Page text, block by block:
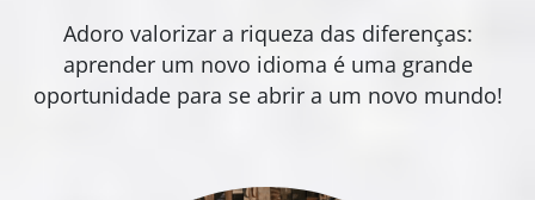
Adoro valorizar a riqueza das diferenças:
aprender um novo idioma é uma grande
oportunidade para se abrir a um novo mundo!